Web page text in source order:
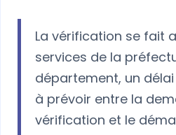
La vérification se fait
services de la
département, un
à prévoir entre la
vérification et le